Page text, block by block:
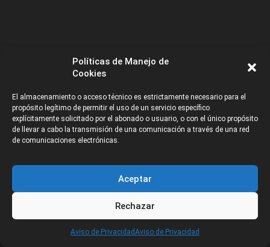
Políticas de Manejo de
Cookies
El almacenamiento o acceso técnico es estrictamente necesario para el
propósito legítimo de permitir el uso de un servicio específico
explícitamente solicitado por el abonado o usuario, o con el único propósito
de llevar a cabo la transmisión de una comunicación a través de una red
de comunicaciones electrónicas.
Aceptar
Rechazar
Aviso de PrivacidadAviso de Privacidad
MÁS RECURSOS
Galerías de Artistas
Recursos de Animación